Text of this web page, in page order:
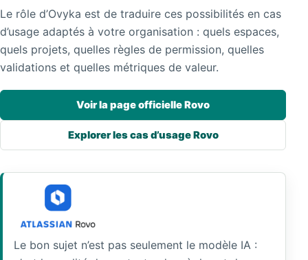
Le rôle d’Ovyka est de traduire ces possibilités en cas
d’usage adaptés à votre organisation : quels espaces,
quels projets, quelles règles de permission, quelles
validations et quelles métriques de valeur.
Voir la page officielle Rovo
Explorer les cas d’usage Rovo
Le bon sujet n’est pas seulement le modèle IA :